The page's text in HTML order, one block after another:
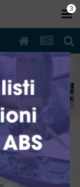
1896cc BLS
7 marce
2